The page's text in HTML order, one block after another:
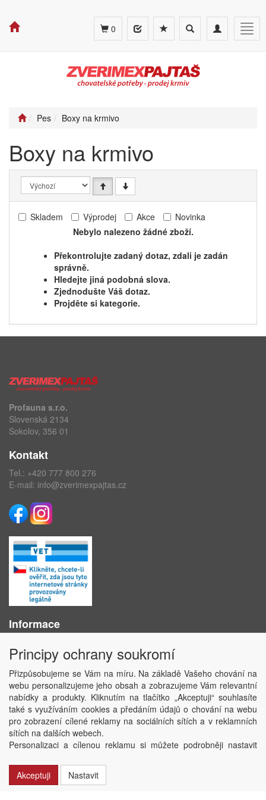
Toggle
navigation
Toggle
search
0
Pes Boxy na krmivo
Boxy na krmivo
Skladem Výprodej Akce
Novinka
Nebylo nalezeno žádné zboží.
Překontrolujte zadaný dotaz, zdali je zadán
správně.
Hledejte jiná podobná slova.
Zjednodušte Váš dotaz.
Projděte si kategorie.
Profauna s.r.o.
Slovenská 2134
Sokolov, 356 01
Kontakt
Tel.: +420 777 800 276
E-mail: info@zverimexpajtas.cz
Informace
Obchodní podmínky
Ochrana osobních údajů
Kontakt
Losování účtenek
Aktuality
Nastavení soukromí
Copyright © ABRA Software a.s. 2020
Principy ochrany soukromí
Přizpůsobujeme se Vám na míru. Na základě Vašeho chování na
webu personalizujeme jeho obsah a zobrazujeme Vám relevantní
nabídky a produkty. Kliknutím na tlačítko „Akceptuji“ souhlasíte
také s využíváním cookies a předáním údajů o chování na webu
pro zobrazení cílené reklamy na sociálních sítích a v reklamních
sítích na dalších webech.
Personalizaci a cílenou reklamu si můžete podrobněji nastavit
Akceptuji
Nastavit